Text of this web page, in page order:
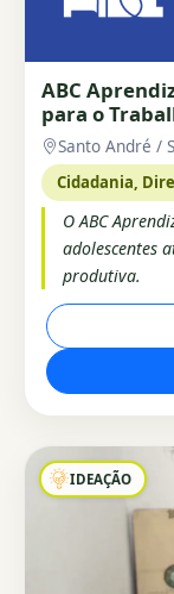
ABC
para o
Santo André /
Cidadania,
O ABC
adolescentes
produtiva.
IDEAÇÃO